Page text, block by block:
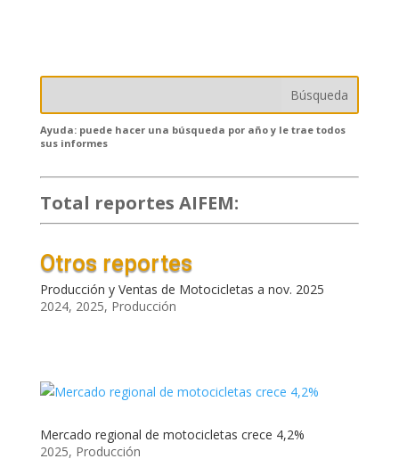
Ayuda: puede hacer una búsqueda por año y le trae todos
sus informes
Total reportes AIFEM:
Otros reportes
Producción y Ventas de Motocicletas a nov. 2025
2024, 2025, Producción
Mercado regional de motocicletas crece 4,2%
2025, Producción